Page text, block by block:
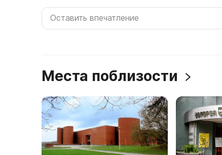
Места поблизости